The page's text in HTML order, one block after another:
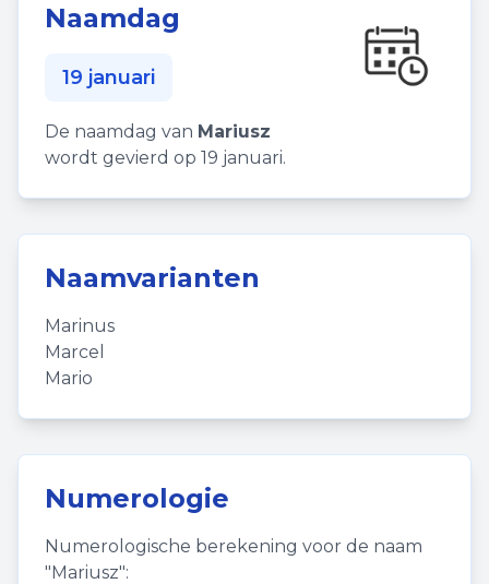
Naamdag
19 januari
De naamdag van Mariusz
wordt gevierd op 19 januari.
Naamvarianten
Marinus
Marcel
Mario
Numerologie
Numerologische berekening voor de naam
"Mariusz":